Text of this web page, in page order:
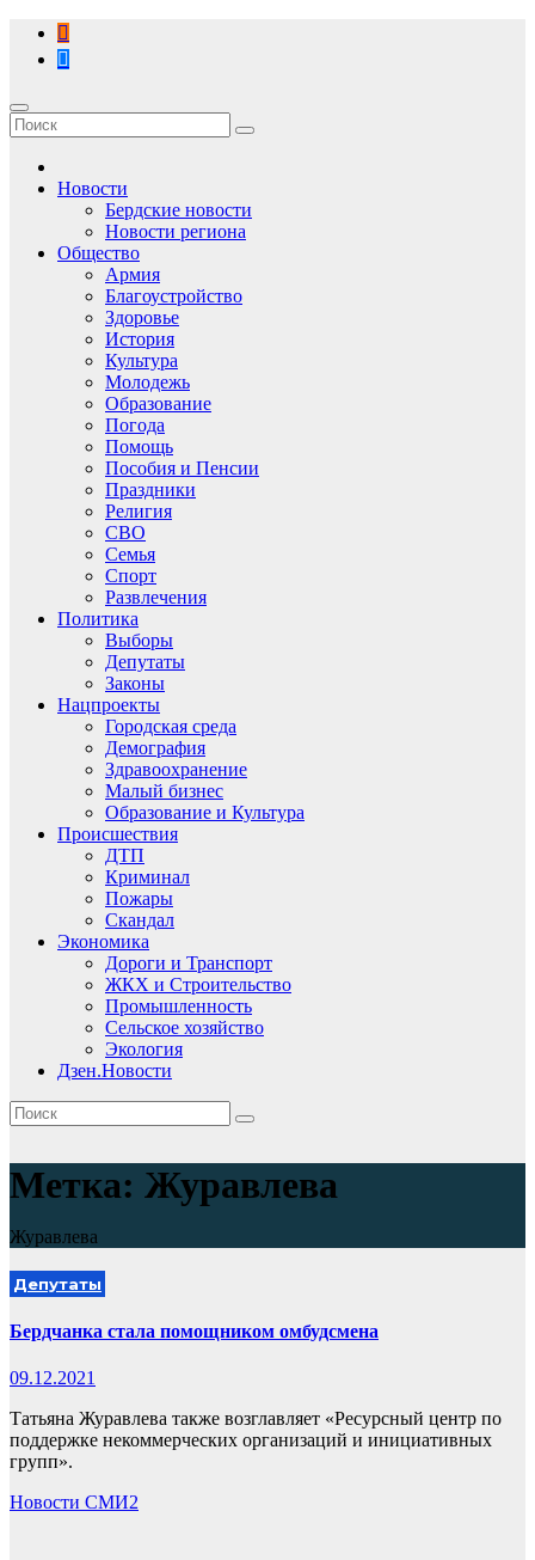
Перейти
содержимому
Новости
Бердские новости
Новости региона
Общество
Армия
Благоустройство
Здоровье
История
Культура
Молодежь
Образование
Погода
Помощь
Пособия и Пенсии
Праздники
Религия
СВО
Семья
Спорт
Развлечения
Политика
Выборы
Депутаты
Законы
Нацпроекты
Городская среда
Демография
Здравоохранение
Малый бизнес
Образование и Культура
Происшествия
ДТП
Криминал
Пожары
Скандал
Экономика
Дороги и Транспорт
ЖКХ и Строительство
Промышленность
Сельское хозяйство
Экология
Дзен.Новости
Метка: Журавлева
Журавлева
Депутаты
Бердчанка стала помощником омбудсмена
09.12.2021
Татьяна Журавлева также возглавляет «Ресурсный центр по
поддержке некоммерческих организаций и инициативных
групп».
Новости СМИ2